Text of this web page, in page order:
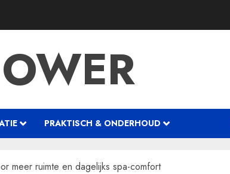
PRAKTISCH & ONDERHOUD
meer ruimte en dagelijks spa-comfort